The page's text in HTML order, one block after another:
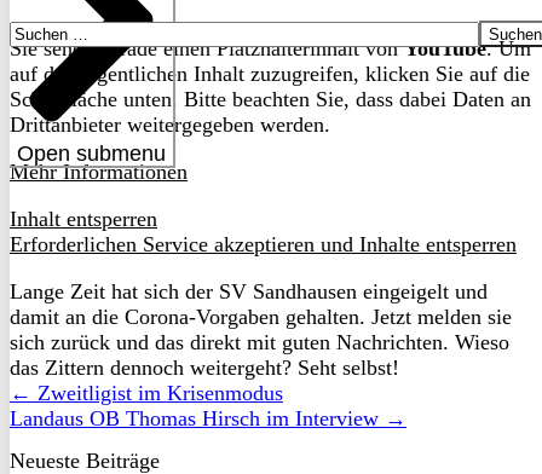
Open submenu
Suchen
nach:
Sie sehen gerade einen Platzhalterinhalt vonYouTube. Um
auf den eigentlichen Inhalt zuzugreifen, klicken Sie auf die
Schaltfläche unten. Bitte beachten Sie, dass dabei Daten an
Drittanbieter weitergegeben werden.
Mehr Informationen
Inhalt entsperren
Erforderlichen Service akzeptieren und Inhalte entsperren
Lange Zeit hat sich der SV Sandhausen eingeigelt und
damit an die Corona-Vorgaben gehalten. Jetzt melden sie
sich zurück und das direkt mit guten Nachrichten. Wieso
das Zittern dennoch weitergeht? Seht selbst!
← Zweitligist im Krisenmodus
Landaus OB Thomas Hirsch im Interview →
Neueste Beiträge